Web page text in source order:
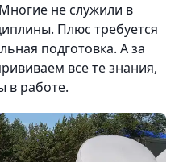
не служили в
Плюс требуется
подготовка. А за
все те знания,
в работе.